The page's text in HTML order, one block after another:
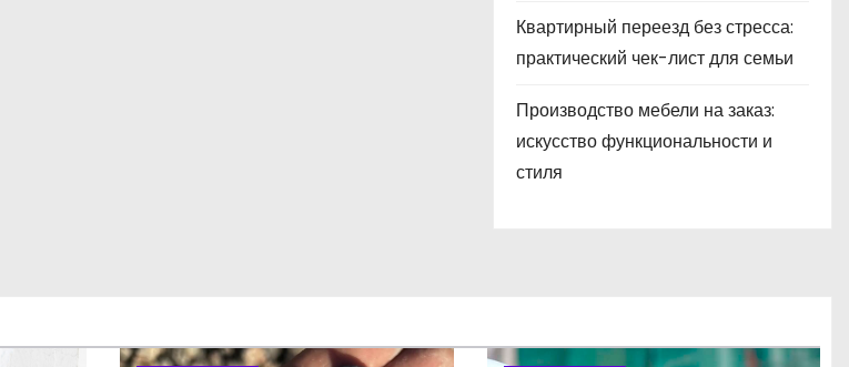
Квартирный переезд без стресса:
практический чек-лист для семьи
Производство мебели на заказ:
искусство функциональности и
стиля